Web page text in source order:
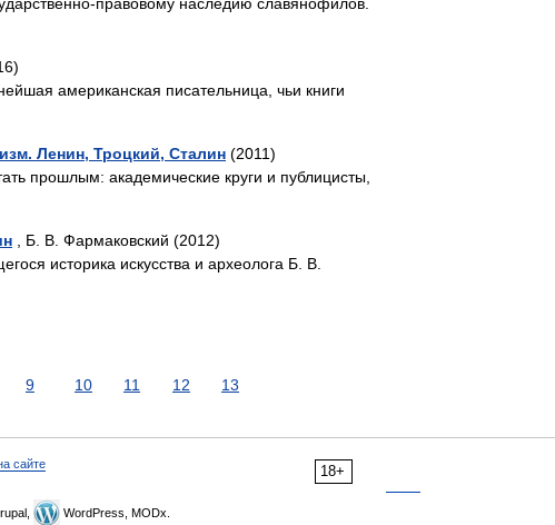
американская писательница, чьи книги
Ленин, Троцкий, Сталин (2011)
прошлым: академические круги и публицисты,
, Б. В. Фармаковский (2012)
историка искусства и археолога Б. В.
9 10 11 12 13
18+
сайте
WordPress, MODx.